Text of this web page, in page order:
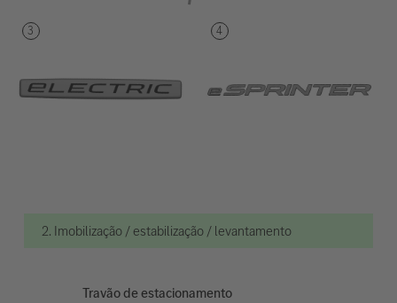
2. Imobilização / estabilização / levantamento
Travão de estacionamento